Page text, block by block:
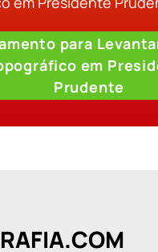
para
em
Prudente